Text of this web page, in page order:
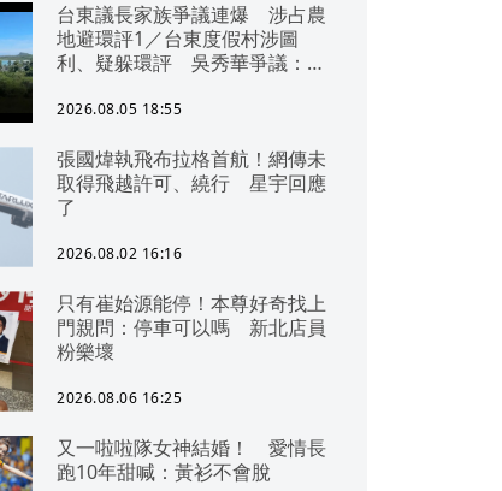
台東議長家族爭議連爆 涉占農
地避環評1／台東度假村涉圖
利、疑躲環評 吳秀華爭議：概
2026.08.05 18:55
張國煒執飛布拉格首航！網傳未
取得飛越許可、繞行 星宇回應
了
2026.08.02 16:16
只有崔始源能停！本尊好奇找上
門親問：停車可以嗎 新北店員
粉樂壞
2026.08.06 16:25
又一啦啦隊女神結婚！ 愛情長
跑10年甜喊：黃衫不會脫